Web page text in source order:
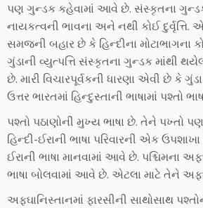
પણ ગુન્ડક કહેવામાં આવે છે. સંસ્કૃતના
નાયકત્વની ભાવના અને નથી કોઈ દુર્વૃત્તિ.
સમજની બહાર છે કે હિન્દીના મોટાભાગના
ગુંડાની વ્યુત્પત્તિ સંસ્કૃતના ગુન્ડક માંથી
છે. મારી વિચારપૂર્વકની ધારણા એવી છે કે
ઉત્તર ભારતમાં હિન્દુસ્તાની ભાષામાં પશ્તો
પશ્તો પઠાણોની મુખ્ય ભાષા છે. તેને પખ્તો
હિન્દી-ઈરાની ભાષા પરિવારની એક
ઈરાની ભાષા માનવામાં આવે છે. પશ્ચિમના
ભાષા બોલવામાં આવે છે. એટલા માટે તેને
અફઘાનિસ્તાનમાં ફારસીની સાથોસાથ